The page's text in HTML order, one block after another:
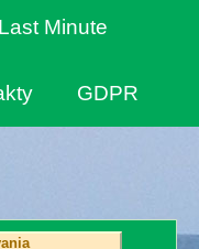
Last Minute
GDPR